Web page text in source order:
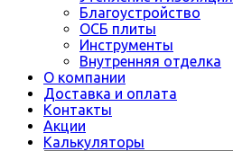
Благоустройство
ОСБ плиты
Инструменты
Внутренняя отделка
О компании
Доставка и оплата
Контакты
Акции
Калькуляторы